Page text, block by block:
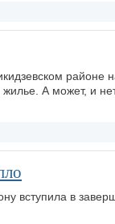
районе
А может, и
вступила в